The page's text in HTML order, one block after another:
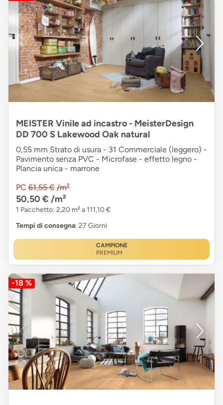
MEISTER Vinile ad incastro - MeisterDesign
DD 700 S Lakewood Oak natural
0,55 mm Strato di usura - 31 Commerciale (leggero) -
Pavimento senza PVC - Microfase - effetto legno -
Plancia unica - marrone
PC 61,55 € /m²
50,50 € /m²
1 Pacchetto: 2,20 m² a 111,10 €
Tempi di consegna: 27 Giorni
CAMPIONE
PREMIUM
-18 %